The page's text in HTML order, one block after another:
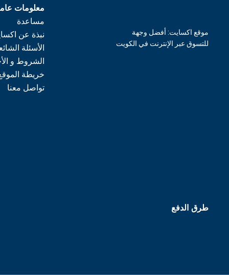
معلومات
مساعدة
نبذة عن
الأسئلة
الشروط و
خريطة
تواصل معنا
موقع اكسايت: أفضل وجهة
للتسوق عبر الإنترنت في الكويت
طرق الدفع